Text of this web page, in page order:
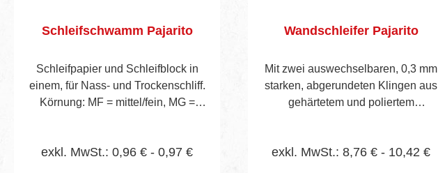
Schleifschwamm Pajarito
Schleifpapier und Schleifblock in
einem, für Nass- und Trockenschliff.
Körnung: MF = mittel/fein, MG =
exkl. MwSt.: 0,96 € - 0,97 €
Wandschleifer Pajarito
Mit zwei auswechselbaren, 0,3 mm
starken, abgerundeten Klingen aus
gehärtetem und poliertem
Messing-Rändelmuttern.
exkl. MwSt.: 8,76 € - 10,42 €